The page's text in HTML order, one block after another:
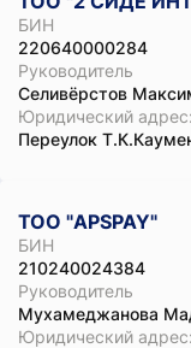
БИН
220640000284
Руководитель
Селивёрстов
Юридический адрес:
Переулок
ТОО "APSPAY"
БИН
210240024384
Руководитель
Мухамеджанова
Юридический адрес: